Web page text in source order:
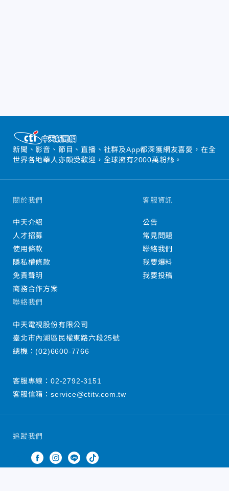
新聞、影音、節目、直播、社群及App都深獲網友喜愛，在全
世界各地華人亦頗受歡迎，全球擁有2000萬粉絲。
追蹤我們
關於我們
中天介紹
人才招募
使用條款
隱私權條款
免責聲明
商務合作方案
客服資訊
公告
常見問題
聯絡我們
我要爆料
我要投稿
聯絡我們
中天電視股份有限公司
臺北市內湖區民權東路六段25號
總機：(02)6600-7766
客服專線： 02-2792-3151
客服信箱： service@ctitv.com.tw